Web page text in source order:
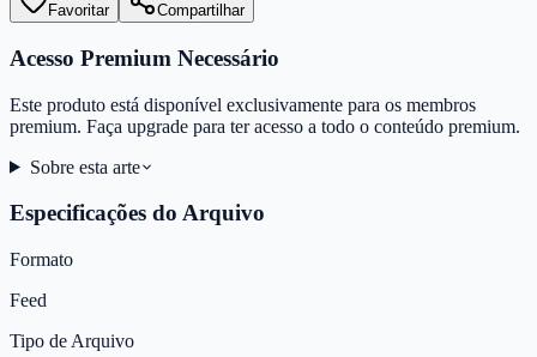
Favoritar Compartilhar
Acesso Premium Necessário
Este produto está disponível exclusivamente para os membros
premium. Faça upgrade para ter acesso a todo o conteúdo premium.
Sobre esta arte
Especificações do Arquivo
Formato
Feed
Tipo de Arquivo